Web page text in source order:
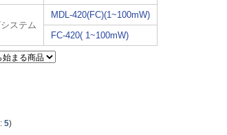
ステム
MDL-420(FC)(1~100mW)
FC-420( 1~100mW)
:5)